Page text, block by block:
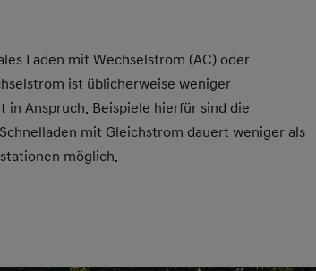
Laden mit Wechselstrom (AC) oder
ist üblicherweise weniger
Anspruch. Beispiele hierfür sind die
mit Gleichstrom dauert weniger als
möglich.